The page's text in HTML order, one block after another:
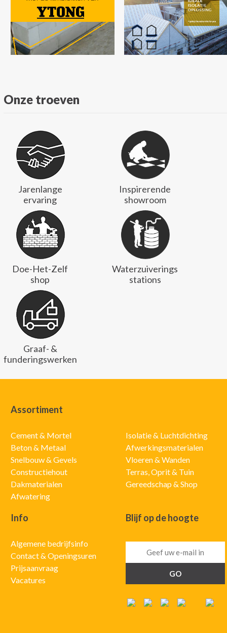
Onze troeven
Jarenlange
ervaring
Inspirerende
showroom
Doe-Het-Zelf
shop
Waterzuiverings
stations
Graaf- &
funderingswerken
Assortiment
Cement & Mortel
Beton & Metaal
Snelbouw & Gevels
Constructiehout
Dakmaterialen
Afwatering
Isolatie & Luchtdichting
Afwerkingsmaterialen
Vloeren & Wanden
Terras, Oprit & Tuin
Gereedschap & Shop
Info
Algemene bedrijfsinfo
Contact & Openingsuren
Prijsaanvraag
Vacatures
Blijf op de hoogte